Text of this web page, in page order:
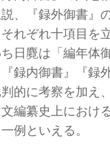
、『録外御書』
れぞれ十項目を
日麑は「編年体
録内御書』『録
的に考察を加え
編纂史上におけ
例といえる。